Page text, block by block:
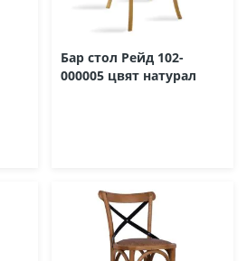
Бар стол Рейд 102-
000005 цвят натурал